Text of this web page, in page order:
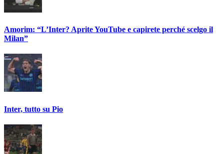
Amorim: “L’Inter? Aprite YouTube e capirete perché scelgo il
Milan”
Inter, tutto su Pio